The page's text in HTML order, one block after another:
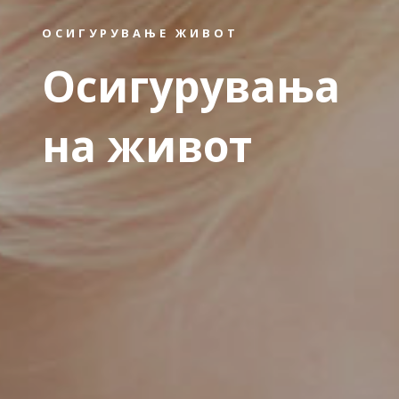
ОСИГУРУВАЊЕ ЖИВОТ
Осигурувања
на живот